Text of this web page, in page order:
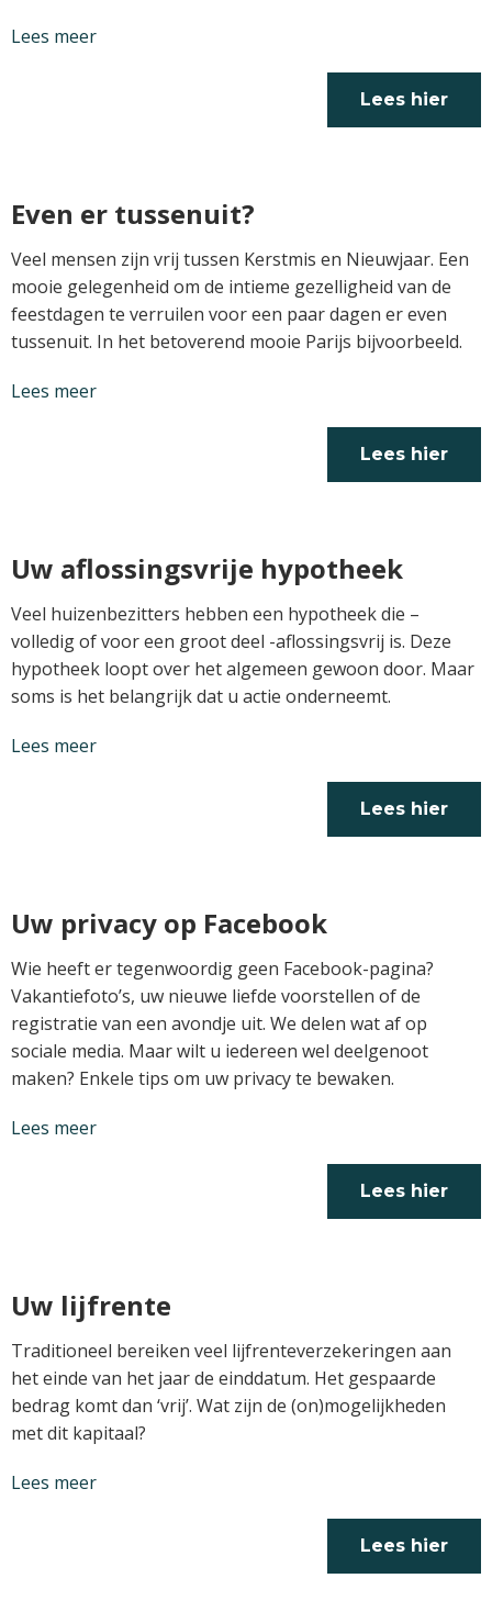
Lees meer
Lees hier
Even er tussenuit?
Veel mensen zijn vrij tussen Kerstmis en Nieuwjaar. Een
mooie gelegenheid om de intieme gezelligheid van de
feestdagen te verruilen voor een paar dagen er even
tussenuit. In het betoverend mooie Parijs bijvoorbeeld.
Lees meer
Lees hier
Uw aflossingsvrije hypotheek
Veel huizenbezitters hebben een hypotheek die –
volledig of voor een groot deel -aflossingsvrij is. Deze
hypotheek loopt over het algemeen gewoon door. Maar
soms is het belangrijk dat u actie onderneemt.
Lees meer
Lees hier
Uw privacy op Facebook
Wie heeft er tegenwoordig geen Facebook-pagina?
Vakantiefoto’s, uw nieuwe liefde voorstellen of de
registratie van een avondje uit. We delen wat af op
sociale media. Maar wilt u iedereen wel deelgenoot
maken? Enkele tips om uw privacy te bewaken.
Lees meer
Lees hier
Uw lijfrente
Traditioneel bereiken veel lijfrenteverzekeringen aan
het einde van het jaar de einddatum. Het gespaarde
bedrag komt dan ‘vrij’. Wat zijn de (on)mogelijkheden
met dit kapitaal?
Lees meer
Lees hier